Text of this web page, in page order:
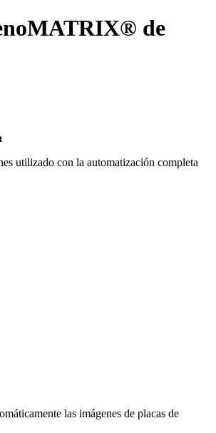
de
utilizado con la automatización completa
las imágenes de placas de